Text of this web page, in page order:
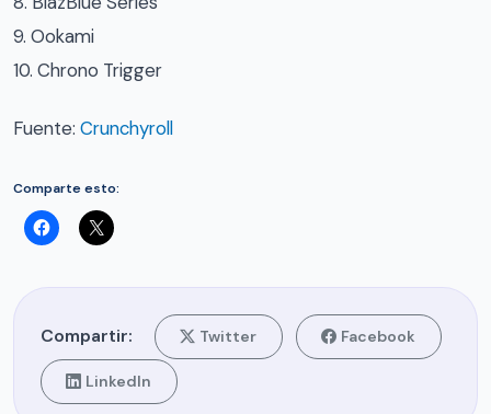
9. Ookami
10. Chrono Trigger
Fuente: Crunchyroll
Comparte esto:
Compartir: Twitter Facebook
LinkedIn